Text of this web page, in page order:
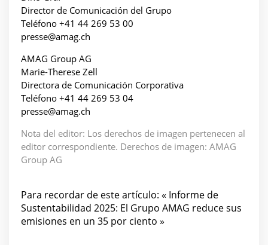
Director de Comunicación del Grupo
Teléfono +41 44 269 53 00
presse@amag.ch
AMAG Group AG
Marie-Therese Zell
Directora de Comunicación Corporativa
Teléfono +41 44 269 53 04
presse@amag.ch
Nota del editor: Los derechos de imagen pertenecen al
editor correspondiente. Derechos de imagen: AMAG
Group AG
Para recordar de este artículo: « Informe de
Sustentabilidad 2025: El Grupo AMAG reduce sus
emisiones en un 35 por ciento »